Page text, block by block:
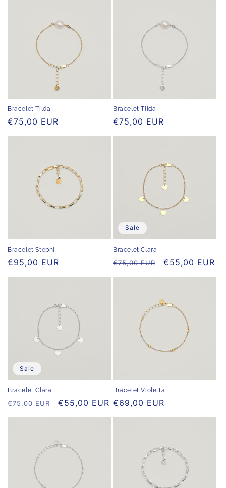
Bracelet Tilda
Normaler
€75,00 EUR
Bracelet Tilda
Normaler
€75,00 EUR
Bracelet Stephi
Normaler
€95,00 EUR
Sale
Bracelet Clara
Normaler
€75,00 EUR Verkaufspreis
€55,00 EUR
Sale
Bracelet Clara
Normaler
€75,00 EUR Verkaufspreis
€55,00 EUR
Bracelet Violetta
Normaler
€69,00 EUR